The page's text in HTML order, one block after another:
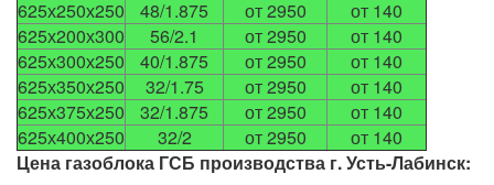
625х250х250
48/1.875 от 2950
от 140
625х200х300
56/2.1 от 2950
от 140
625х300х250
40/1.875 от 2950
от 140
625х350х250
32/1.75 от 2950
от 140
625х375х250
32/1.875 от 2950
от 140
625х400х250
32/2 от 2950
от 140
Цена газоблока ГСБ производства г. Усть-Лабинск: